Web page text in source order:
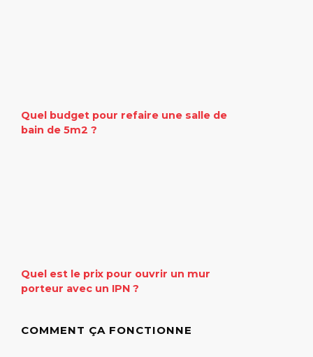
Quel budget pour refaire une salle de
bain de 5m2 ?
Quel est le prix pour ouvrir un mur
porteur avec un IPN ?
COMMENT ÇA FONCTIONNE